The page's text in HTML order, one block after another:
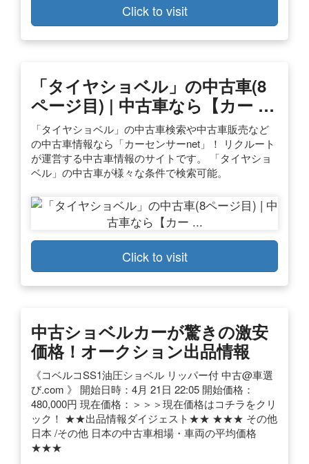
Click to visit
「タイヤショベル」の中古車(8
ページ目) | 中古車なら【カー …
「タイヤショベル」の中古車検索や中古車販売など
の中古車情報なら「カーセンサーnet」！ リクルート
が運営する中古車情報のサイトです。 「タイヤショ
ベル」の中古車が様々な条件で検索可能。
Click to visit
中古ショベルカーが驚きの激安
価格！オークション出品情報
《コベルコSS1油圧ショベル リッパー付 中古@車選
び.com 》 開始日時：4月 21日 22:05 開始価格：
480,000円 現在価格：＞＞＞現在価格はコチラをクリ
ック！ ★★出品情報ダイジェスト★★ ★★★ その他
日本 /その他 日本の中古車相場・車両の平均価格
★★★